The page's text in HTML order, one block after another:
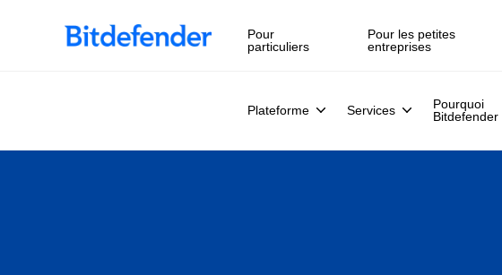
Souveraineté des données en cybersécurité : webinaire en direct, le 30
Pour
particuliers
Pour les petites
entreprises
Plateforme Services
Pourquoi
Bitdefender